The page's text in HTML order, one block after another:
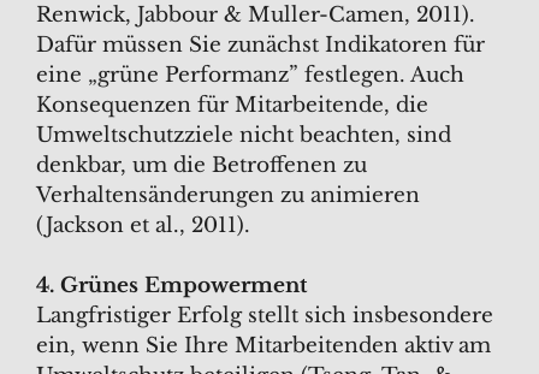
Renwick, Jabbour & Muller-Camen, 2011).
Dafür müssen Sie zunächst Indikatoren für
eine „grüne Performanz” festlegen. Auch
Konsequenzen für Mitarbeitende, die
Umweltschutzziele nicht beachten, sind
denkbar, um die Betroffenen zu
Verhaltensänderungen zu animieren
(Jackson et al., 2011).
4. Grünes Empowerment
Langfristiger Erfolg stellt sich insbesondere
ein, wenn Sie Ihre Mitarbeitenden aktiv am